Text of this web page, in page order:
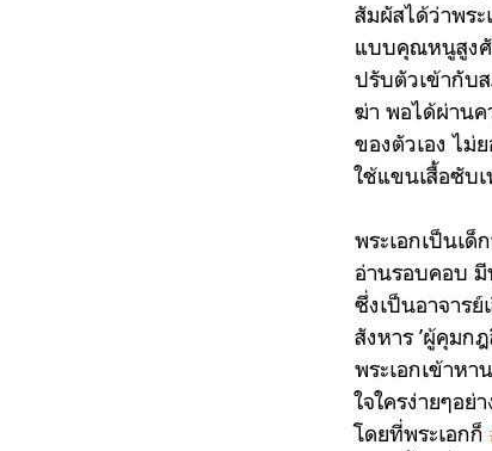
สัมผัสได้ว่าพระ
แบบคุณหนูสูงศั
ปรับตัวเข้ากับ
ฆ่า พอได้ผ่านค
ของตัวเอง ไม่
ใช้แขนเสื้อซับเ
พระเอกเป็นเ
อ่านรอบคอบ มี
ซึ่งเป็นอาจารย์
สังหาร ’ผู้คุมก
พระเอกเข้าห
ใจใครง่ายๆอย่
โดยที่พระเอกก็